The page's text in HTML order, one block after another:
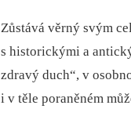
Zůstává věrný svým
s historickými a
zdravý duch“, v
i v těle poraněném